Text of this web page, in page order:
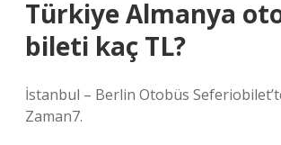
Türkiye Almanya
bileti kaç TL?
İstanbul – Berlin Otobüs
Zaman7.